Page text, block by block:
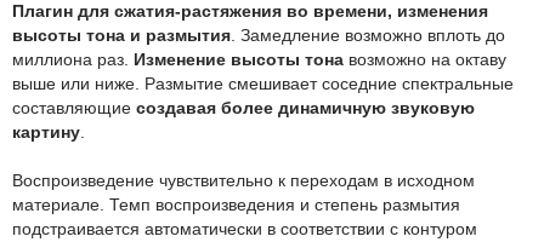
Плагин для сжатия-растяжения во времени, изменения
высоты тона и размытия . Замедление возможно вплоть до
миллиона раз. Изменение высоты тона возможно на октаву
выше или ниже. Размытие смешивает соседние спектральные
составляющие создавая более динамичную звуковую
картину
Воспроизведение чувствительно к переходам в исходном
материале. Темп воспроизведения и степень размытия
подстраивается автоматически в соответствии с контуром